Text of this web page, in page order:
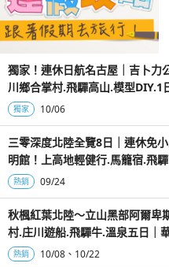
獨家！連休日航名古屋｜吉卜力
川鄉合掌村.飛驒高山.模型DIY.1
獨家 10/06
三零深度北陸全覽8日｜連休免
明館！上高地輕健行.馬籠宿.飛
美食巡禮
熱銷 09/24
秋楓紅葉北陸～立山黑部阿爾卑
村.庄川遊船.飛驒牛.溫泉五日｜
熱銷 10/08 10/22